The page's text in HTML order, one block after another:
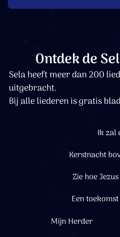
Ontdek de
Sela heeft meer dan 200
uitgebracht.
Bij alle liederen is gratis
Ik zal
Kerstnacht
Zie hoe
Een
Mijn Herder